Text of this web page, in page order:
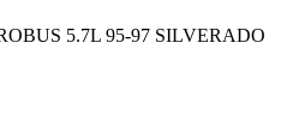
5.7L 95-97 SILVERADO